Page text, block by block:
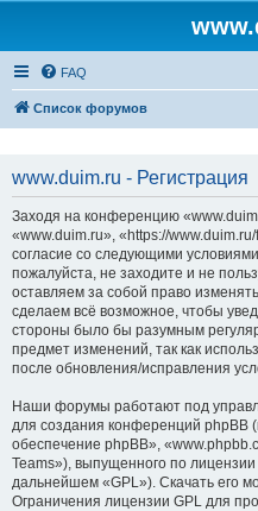
FAQ
Список форумов
www.duim.ru - Регистрация
Заходя на конференцию
«www.duim.ru», «https://
согласие со следующими
пожалуйста, не заходите и не
оставляем за собой право
сделаем всё возможное, чтобы
стороны было бы разумным
предмет изменений, так как
после обновления/исправления
Наши форумы работают под
для создания конференций phpBB
обеспечение phpBB»,
Teams»), выпущенного по лицензии
дальнейшем «GPL»). Скачать его
Ограничения лицензии GPL для